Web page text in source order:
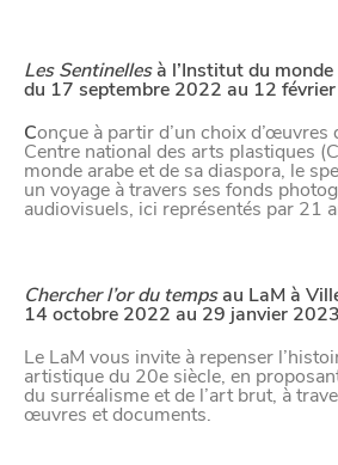
Les Sentinellesà l’Institut du
du 17 septembre 2022 au 12
Conçue à partir d’un choix d’œuvres
Centre national des arts plastiques
monde arabe et de sa diaspora, le
un voyage à travers ses fonds
audiovisuels, ici représentés par 21
Chercher l’or du tempsau LaM à
14 octobre 2022 au 29 janvier 2023
Le LaM vous invite à repenser
artistique du 20e siècle, en
du surréalisme et de l’art brut, à
œuvres et documents.
À LILLE ET SA
DEPUIS